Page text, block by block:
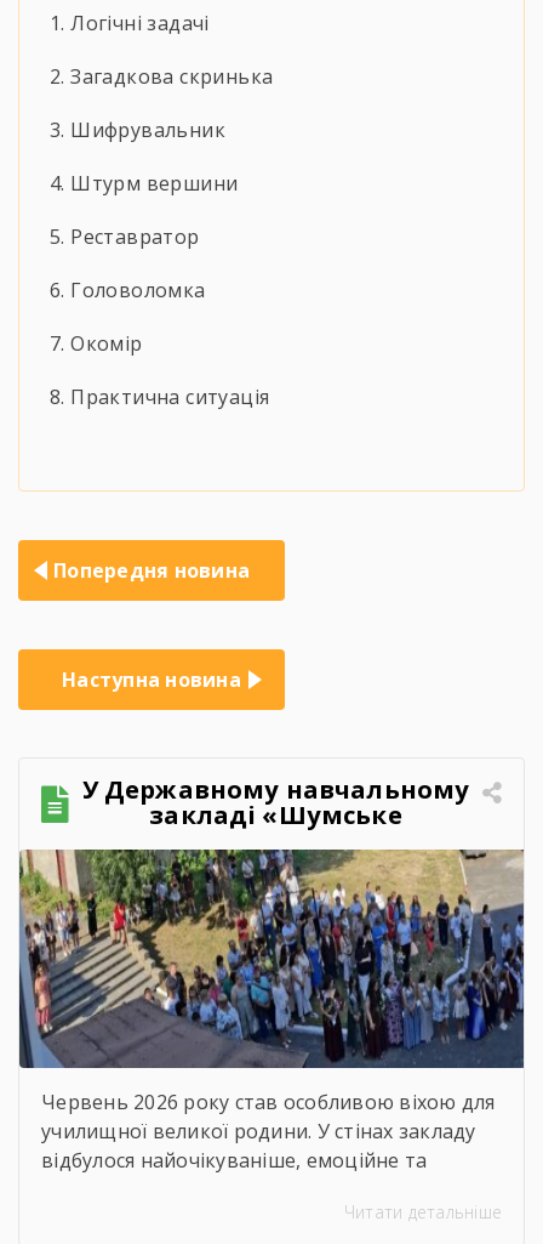
1. Логічні задачі
2. Загадкова скринька
3. Шифрувальник
4. Штурм вершини
5. Реставратор
6. Головоломка
7. Окомір
8. Практична ситуація
Навігація
записів
Попередня новина
Наступна новина
У Державному навчальному
закладі «Шумське
професійно-технічне
училище» відбувся
зворушливий випускний
захід – 2026
Червень 2026 року став особливою віхою для
училищної великої родини. У стінах закладу
відбулося найочікуваніше, емоційне та
Цього дня ми офіційно провели у доросле
Читати детальніше